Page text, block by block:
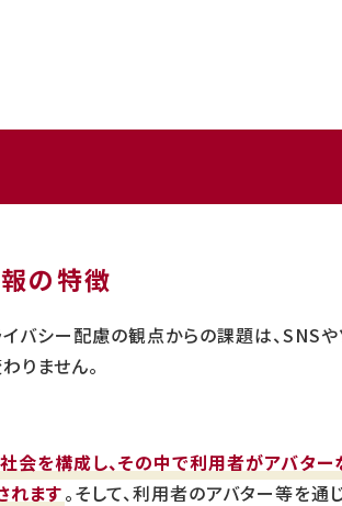
の特徴
バシー配慮の観点からの課題は、SNSや
りません。
会を構成し、その中で利用者がアバター
れます。そして、利用者のアバター等を通